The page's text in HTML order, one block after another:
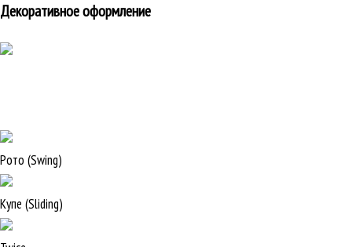
Декоративное оформление
Рото (Swing)
Купе (Sliding)